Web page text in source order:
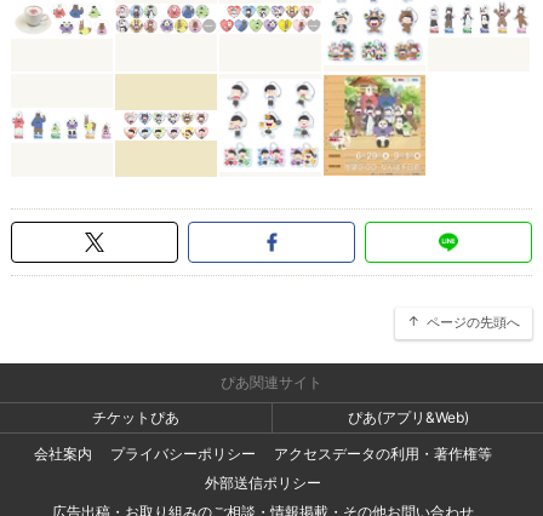
ページの先頭へ
ぴあ関連サイト
チケットぴあ
ぴあ(アプリ&Web)
会社案内
プライバシーポリシー
アクセスデータの利用・著作権等
外部送信ポリシー
広告出稿・お取り組みのご相談・情報掲載・その他お問い合わせ